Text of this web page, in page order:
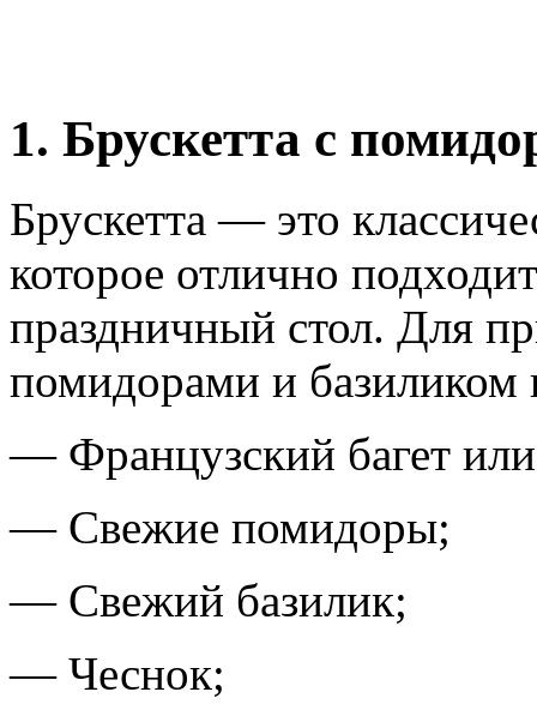
1. Брускетта с
Брускетта — это
которое отлично
праздничный стол. Для
помидорами и базиликом
— Французский багет
— Свежие помидоры;
— Свежий базилик;
— Чеснок;